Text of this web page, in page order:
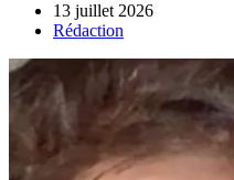
13 juillet 2026
Author
Rédaction